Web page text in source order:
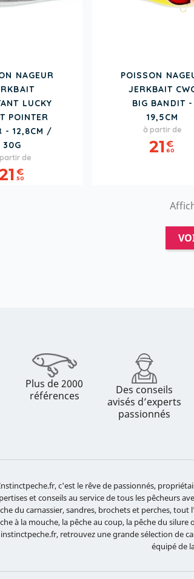
NAGEUR
LUCKY
POINTER
- 12,8CM /
30G
de
€
50
POISSON
JERKBAIT
BIG BANDIT -
19,5CM
Prix
à partir de
21€
60
Plus de 2000
références
Des conseils
avisés d’experts
passionnés
c'est le rêve de passionnés,
et conseils au service de tous les pêcheurs
du carnassier, sandres, brochets et perches,
à la mouche, la pêche au coup, la pêche du
retrouvez une grande sélection de
équipé de